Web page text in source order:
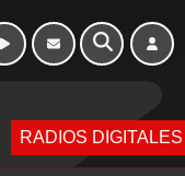
RADIOS DIGITALES
Week-end de 06h
à 12h